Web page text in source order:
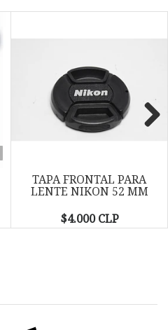
TAPA FRONTAL PARA
LENTE NIKON 52 MM
$4.000 CLP